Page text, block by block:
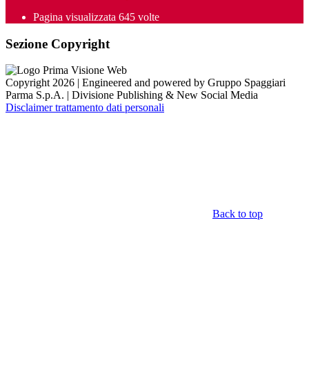
Pagina visualizzata 645 volte
Sezione Copyright
Copyright 2026 | Engineered and powered by Gruppo Spaggiari
Parma S.p.A. | Divisione Publishing & New Social Media
Disclaimer trattamento dati personali
Back to top